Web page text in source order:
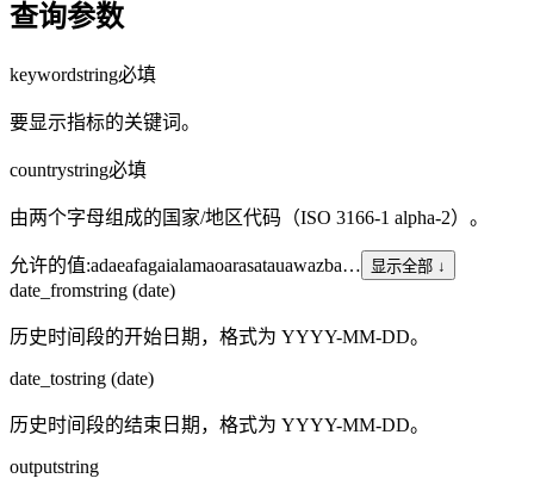
查询参数
keywordstring必填
要显示指标的关键词。
countrystring必填
由两个字母组成的国家/地区代码（ISO 3166-1 alpha-2）。
允许的值:adaeafagaialamaoarasatauawazba… 显示全部 ↓
date_fromstring (date)
历史时间段的开始日期，格式为 YYYY-MM-DD。
date_tostring (date)
历史时间段的结束日期，格式为 YYYY-MM-DD。
outputstring